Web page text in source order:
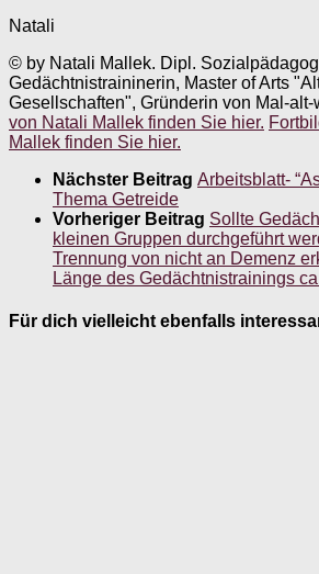
Natali
© by Natali Mallek. Dipl.
Gedächtnistraininerin, Master of Arts
Gesellschaften", Gründerin von Mal-alt-
von Natali Mallek finden Sie hier.
Mallek finden Sie hier.
Nächster Beitrag Arbeitsblatt-
Thema Getreide
Vorheriger Beitrag Sollte
kleinen Gruppen durchgeführt
Trennung von nicht an Demenz
Länge des Gedächtnistrainings
Für dich vielleicht ebenfalls